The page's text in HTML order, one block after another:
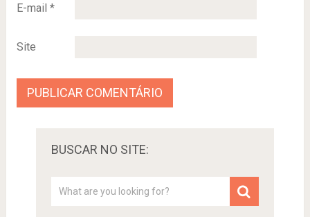
E-mail *
Site
BUSCAR NO SITE: